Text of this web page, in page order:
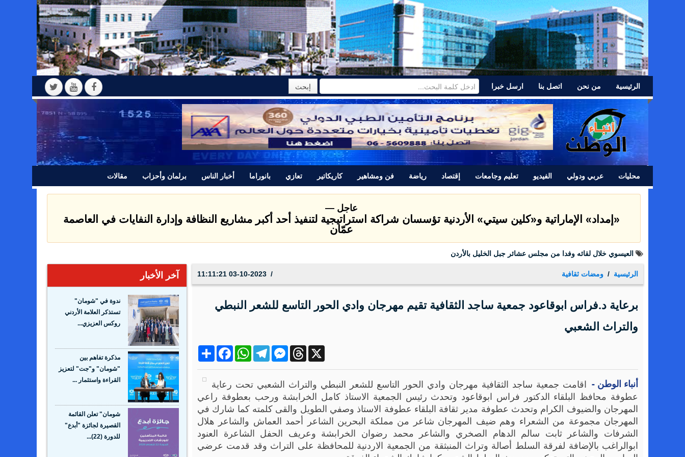
الرئيسية من نحن اتصل بنا ارسل خبرا
محليات عربي ودولي الفيديو تعليم وجامعات إقتصاد رياضة فن ومشاهير كاريكاتير تعازي بانوراما أخبار الناس برلمان وأحزاب مقالات
عاجل —
«إمداد» الإماراتية و«كلين سيتي» الأردنية تؤسسان شراكة استراتيجية لتنفيذ أحد أكبر مشاريع النظافة وإدارة النفايات في العاصمة
عمّان
العيسوي خلال لقائه وفدا من مجلس عشائر جبل الخليل بالأردن
الرئيسية ومضات ثقافية 03-10-2023 11:11:21
برعاية د.فراس ابوقاعود جمعية ساجد الثقافية تقيم مهرجان وادي الحور التاسع للشعر النبطي
والتراث الشعبي
ShareFacebookWhatsAppTelegramMessengerThreads X
أنباء الوطن - اقامت جمعية ساجد الثقافية مهرجان وادي الحور التاسع للشعر النبطي والتراث الشعبي تحت رعاية
عطوفة محافظ البلقاء الدكتور فراس ابوقاعود وتحدث رئيس الجمعية الاستاذ كامل الخرابشة ورحب بعطوفة راعي
المهرجان والضيوف الكرام وتحدث عطوفة مدير ثقافة البلقاء عطوفة الاستاذ وصفي الطويل والقى كلمته كما شارك في
المهرجان مجموعة من الشعراء وهم ضيف المهرجان شاعر من مملكة البحرين الشاعر أحمد العماش والشاعر هلال
الشرفات والشاعر ثابت سالم الدهام الصخري والشاعر محمد رضوان الخرابشة وعريف الحفل الشاعرة العنود
ابوالراغب بالإضافة لفرقة السلط أصالة وتراث المنبثقة من الجمعية الاردنية للمحافظة على التراث وقد قدمت عرضي
آخر الأخبار
ندوة في "شومان"
تستذكر العلامة الأردني
روكس العزيزي...
مذكرة تفاهم بين
"شومان" و"جت" لتعزيز
القراءة واستثمار ...
شومان" تعلن القائمة
القصيرة لجائزة "أبدع"
للدورة (22)...